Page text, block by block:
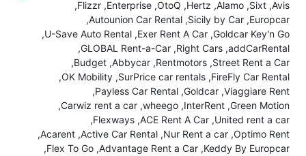
Avis
Sixt
Alamo
Hertz
OtoQ
Enterprise
Flizzr
Europcar
Sicily by Car
Autounion Car Rental
Goldcar Key'n Go
Exer Rent A Car
U-Save Auto Rental
addCarRental
Right Cars
GLOBAL Rent-a-Car
Street Rent a Car
Rentmotors
Abbycar
Budget
FireFly Car Rental
SurPrice car rentals
OK Mobility
Viaggiare Rent
Goldcar
Payless Car Rental
Green Motion
InterRent
wheego
Carwiz rent a car
United rent a car
ACE Rent A Car
Flexways
Optimo Rent
Nur Rent a car
Active Car Rental
Acarent
Keddy By Europcar
Advantage Rent a Car
Flex To Go